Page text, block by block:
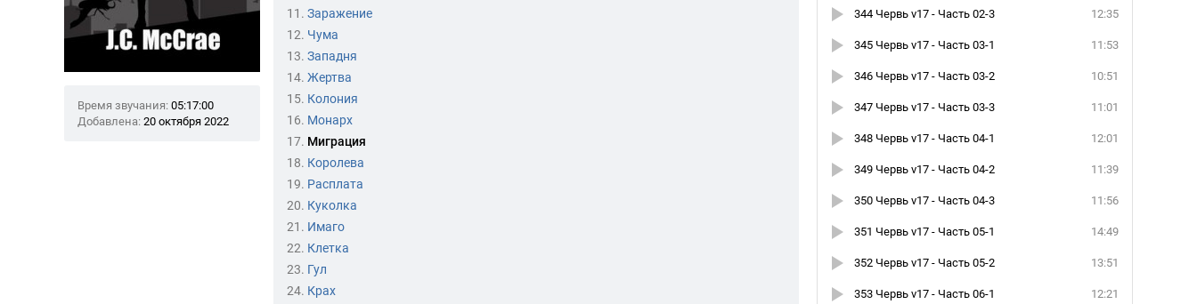
12:35
344 Червь v17 - Часть 02-3
11:53
345 Червь v17 - Часть 03-1
10:51
346 Червь v17 - Часть 03-2
11:01
347 Червь v17 - Часть 03-3
12:01
348 Червь v17 - Часть 04-1
11:39
349 Червь v17 - Часть 04-2
11:56
350 Червь v17 - Часть 04-3
14:49
351 Червь v17 - Часть 05-1
13:51
352 Червь v17 - Часть 05-2
12:21
353 Червь v17 - Часть 06-1
Время звучания: 05:17:00
Добавлена: 20 октября 2022
11. Заражение
12. Чума
13. Западня
14. Жертва
15. Колония
16. Монарх
17. Миграция
18. Королева
19. Расплата
20. Куколка
21. Имаго
22. Клетка
23. Гул
24. Крах